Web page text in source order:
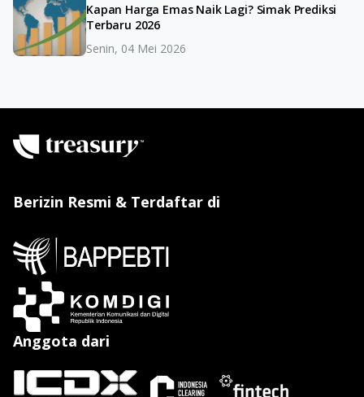
Kapan Harga Emas Naik Lagi? Simak Prediksi
Terbaru 2026
Senin, 04 Mei 2026
Berizin Resmi & Terdaftar di
Anggota dari